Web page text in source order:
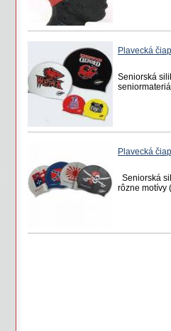
Plavecká
Seniorská
Plavecká
Seniorská
rôzne motívy